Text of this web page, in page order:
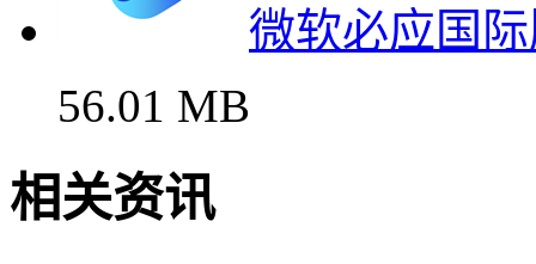
微软必应国
56.01 MB
相关资讯